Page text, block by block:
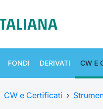
FONDI DERIVATI CW E
CW e Certificati ›